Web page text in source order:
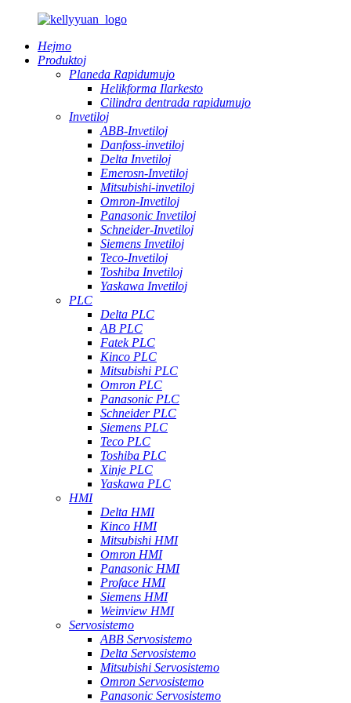
Hejmo
Produktoj
Planeda Rapidumujo
Helikforma Ilarkesto
Cilindra dentrada rapidumujo
Invetiloj
ABB-Invetiloj
Danfoss-invetiloj
Delta Invetiloj
Emerosn-Invetiloj
Mitsubishi-invetiloj
Omron-Invetiloj
Panasonic Invetiloj
Schneider-Invetiloj
Siemens Invetiloj
Teco-Invetiloj
Toshiba Invetiloj
Yaskawa Invetiloj
PLC
Delta PLC
AB PLC
Fatek PLC
Kinco PLC
Mitsubishi PLC
Omron PLC
Panasonic PLC
Schneider PLC
Siemens PLC
Teco PLC
Toshiba PLC
Xinje PLC
Yaskawa PLC
HMI
Delta HMI
Kinco HMI
Mitsubishi HMI
Omron HMI
Panasonic HMI
Proface HMI
Siemens HMI
Weinview HMI
Servosistemo
ABB Servosistemo
Delta Servosistemo
Mitsubishi Servosistemo
Omron Servosistemo
Panasonic Servosistemo